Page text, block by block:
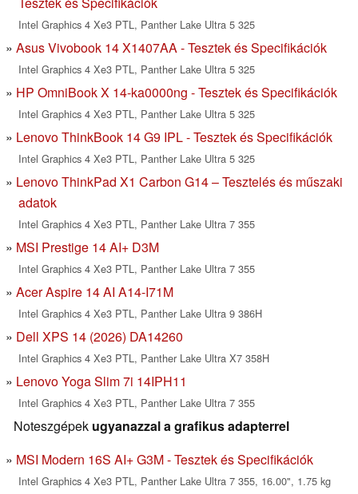
Intel Graphics 4 Xe3 PTL, Panther Lake Ultra 5 325
Asus Vivobook 14 X1407AA - Tesztek és Specifikációk
Intel Graphics 4 Xe3 PTL, Panther Lake Ultra 5 325
HP OmniBook X 14-ka0000ng - Tesztek és Specifikációk
Intel Graphics 4 Xe3 PTL, Panther Lake Ultra 5 325
Lenovo ThinkBook 14 G9 IPL - Tesztek és Specifikációk
Intel Graphics 4 Xe3 PTL, Panther Lake Ultra 5 325
Lenovo ThinkPad X1 Carbon G14 – Tesztelés és műszaki
adatok
Intel Graphics 4 Xe3 PTL, Panther Lake Ultra 7 355
MSI Prestige 14 AI+ D3M
Intel Graphics 4 Xe3 PTL, Panther Lake Ultra 7 355
Acer Aspire 14 AI A14-I71M
Intel Graphics 4 Xe3 PTL, Panther Lake Ultra 9 386H
Dell XPS 14 (2026) DA14260
Intel Graphics 4 Xe3 PTL, Panther Lake Ultra X7 358H
Lenovo Yoga Slim 7i 14IPH11
Intel Graphics 4 Xe3 PTL, Panther Lake Ultra 7 355
Noteszgépek ugyanazzal a grafikus adapterrel
MSI Modern 16S AI+ G3M - Tesztek és Specifikációk
Intel Graphics 4 Xe3 PTL, Panther Lake Ultra 7 355, 16.00", 1.75 kg